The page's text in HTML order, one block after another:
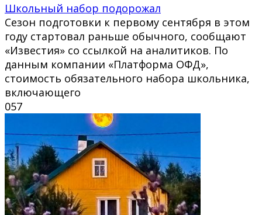
Школьный набор подорожал
Сезон подготовки к первому сентября в этом
году стартовал раньше обычного, сообщают
«Известия» со ссылкой на аналитиков. По
данным компании «Платформа ОФД»,
стоимость обязательного набора школьника,
включающего
057